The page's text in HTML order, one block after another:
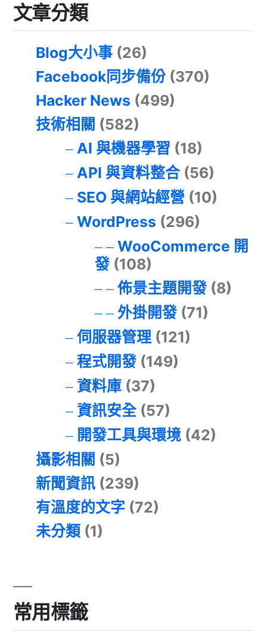
文章分類
Blog大小事 (26)
Facebook同步備份 (370)
Hacker News (499)
技術相關 (582)
AI 與機器學習 (18)
API 與資料整合(56)
SEO 與網站經營 (10)
WordPress (296)
WooCommerce 開
發(108)
佈景主題開發(8)
外掛開發(71)
伺服器管理(121)
程式開發(149)
資料庫(37)
資訊安全(57)
開發工具與環境(42)
攝影相關 (5)
新聞資訊 (239)
有溫度的文字 (72)
未分類 (1)
常用標籤